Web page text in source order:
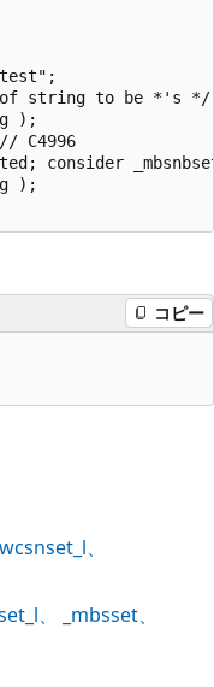
string to be *'s */
);
C4996
consider
);
コピー
_wcsnset_l、
、 _mbsset、